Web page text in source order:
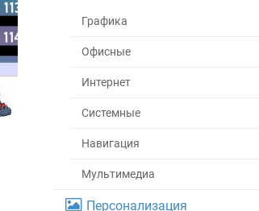
Графика
Офисные
Интернет
Системные
Навигация
Мультимедиа
Персонализация